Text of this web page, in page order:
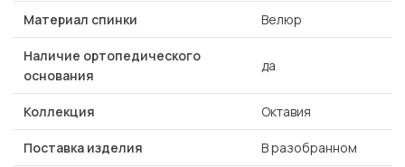
Материал спинки Велюр
Наличие ортопедического
основания
да
Коллекция Октавия
Поставка изделия В разобранном